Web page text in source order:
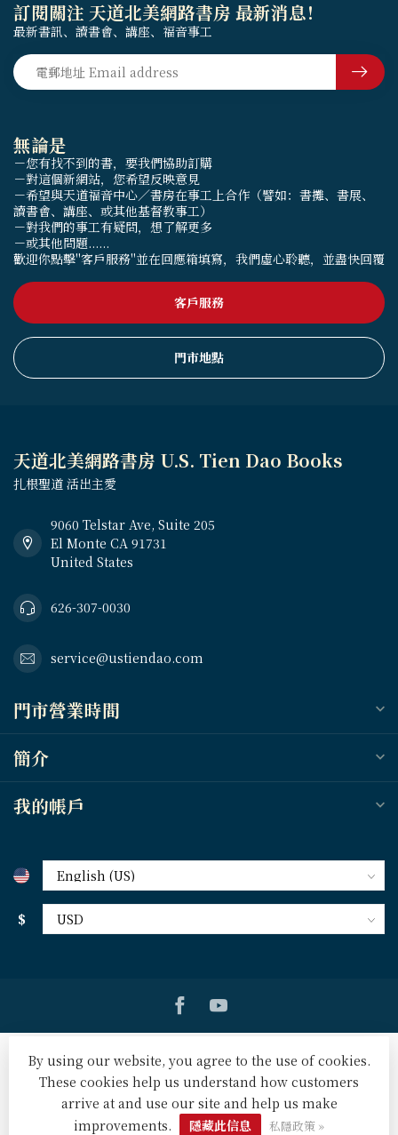
無論是
－您有找不到的書，要我們協助訂購
－對這個新網站，您希望反映意見
－希望與天道福音中心／書房在事工上合作（譬如：書攤、書展、
讀書會、講座、或其他基督教事工）
－對我們的事工有疑問，想了解更多
－或其他問題......
歡迎你點擊"客戶服務"並在回應箱填寫，我們虛心聆聽，並盡快回覆
客戶服務
門市地點
訂閱關注 天道北美網路書房 最新消息！
最新書訊、讀書會、講座、福音事工
天道北美網路書房 U.S. Tien Dao Books
扎根聖道 活出主愛
9060 Telstar Ave, Suite 205
El Monte CA 91731
United States
626-307-0030
service@ustiendao.com
門市營業時間
簡介
我的帳戶
$
© Copyright 2026 天道北美網路書房 U.S. Tien Dao Books
Powered byLightspeed- Lightspeed designbyDyvelopment
By using our website, you agree to the use of cookies.
These cookies help us understand how customers
arrive at and use our site and help us make
improvements.
隱藏此信息 私隱政策 »